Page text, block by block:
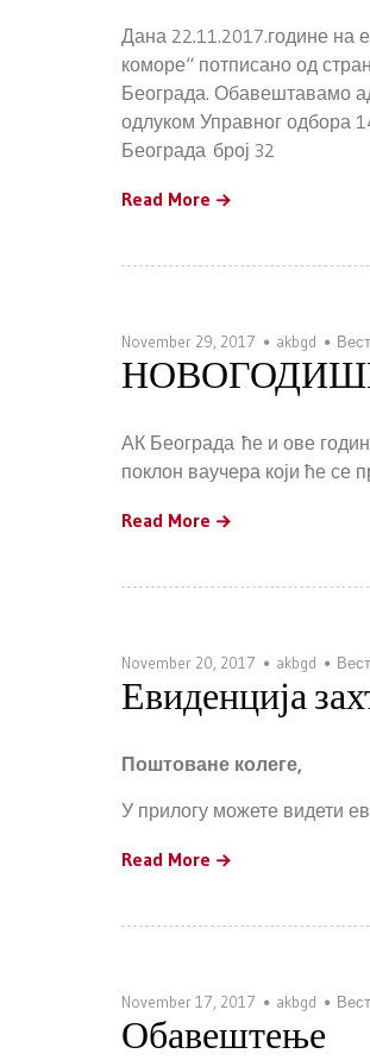
Дана 22.11.2017.године на
коморе“ потписано од
Београда. Обавештавамо
одлуком Управног одбора
Београда број 32
Read More
November 29, 2017 akbgd
АК Београда ће и ове
поклон ваучера који ће се
Read More
November 20, 2017 akbgd
Евиденција
Поштоване колеге,
У прилогу можете видети
Read More
November 17, 2017 akbgd
Обавештење